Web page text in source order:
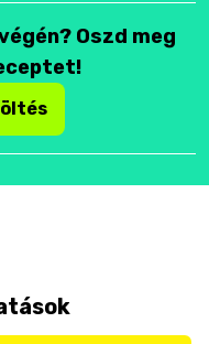
Oszd meg